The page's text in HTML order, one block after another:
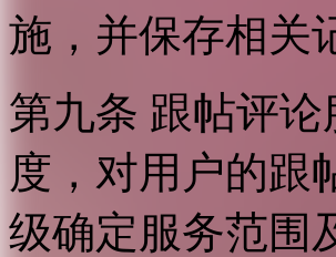
施，并保存相关
第九条 跟帖评
度，对用户的跟
级确定服务范围